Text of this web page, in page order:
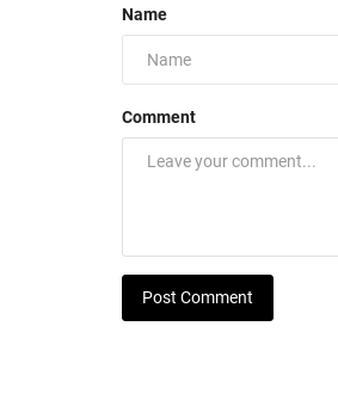
Name
Comment
Post Comment